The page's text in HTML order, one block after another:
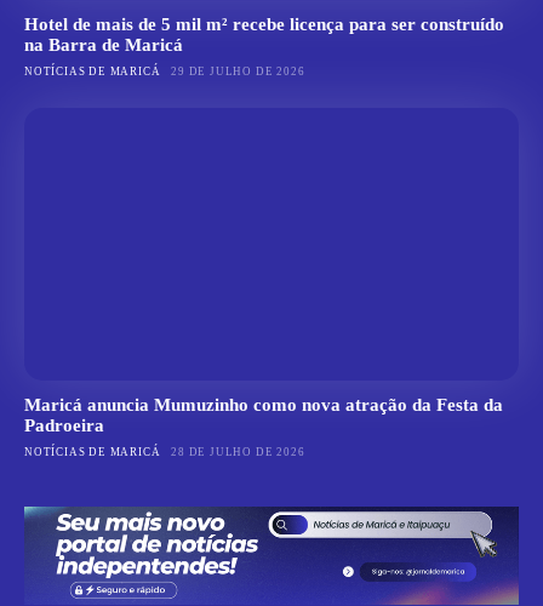
Hotel de mais de 5 mil m² recebe licença para ser construído
na Barra de Maricá
NOTÍCIAS DE MARICÁ 29 DE JULHO DE 2026
Maricá anuncia Mumuzinho como nova atração da Festa da
Padroeira
NOTÍCIAS DE MARICÁ 28 DE JULHO DE 2026